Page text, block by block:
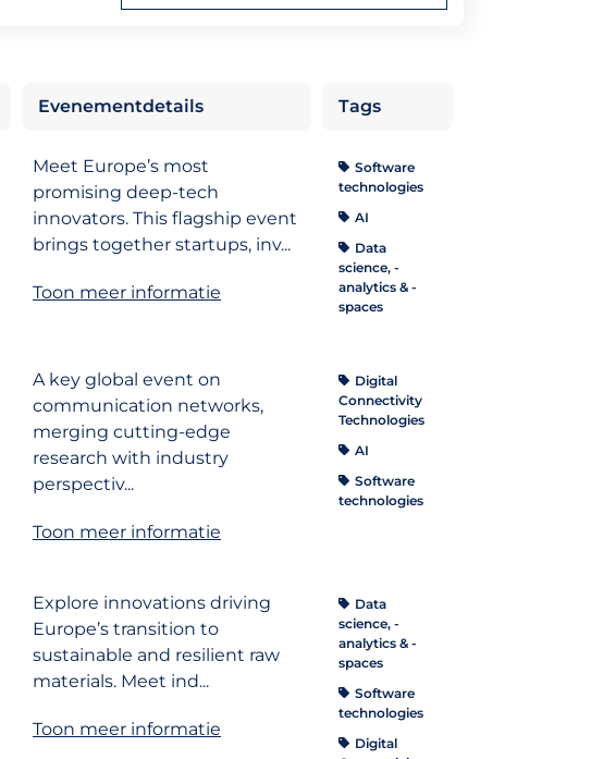
Evenementdetails Tags
Meet Europe’s most
promising deep-tech
innovators. This flagship event
brings together startups, inv...
Toon meer informatie
Software
technologies
AI
Data
science, -
analytics & -
spaces
A key global event on
communication networks,
merging cutting-edge
research with industry
perspectiv...
Toon meer informatie
Digital
Connectivity
Technologies
AI
Software
technologies
Explore innovations driving
Europe’s transition to
sustainable and resilient raw
materials. Meet ind...
Toon meer informatie
Data
science, -
analytics & -
spaces
Software
technologies
Digital